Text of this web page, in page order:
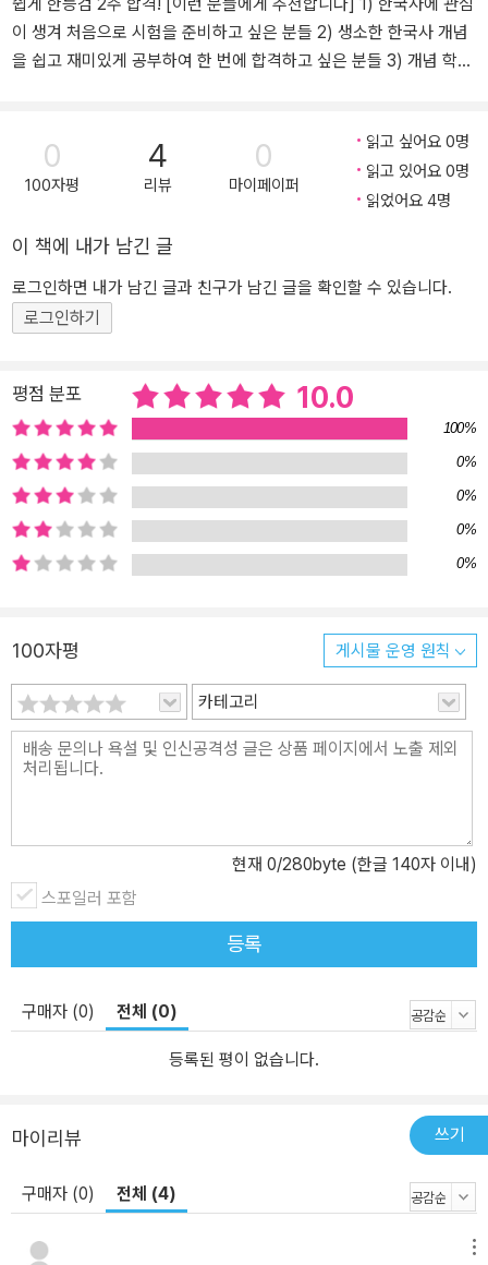
쉽게 한능검 2주 합격! [이런 분들에게 추천합니다] 1) 한국사에 관심
이 생겨 처음으로 시험을 준비하고 싶은 분들 2) 생소한 한국사 개념
을 쉽고 재미있게 공부하여 한 번에 합격하고 싶은 분들 3) 개념 학습
드맵으로 개념 잡기 1) 시대 흐름과 빈출 키워드를 한번에 정리한 '시
대 흐름 잡기'와 강의에서 다루는 역사적 사건을 재미있게 풀어 쓴 '스
토리로 미리보기'를 통해 기출주제의 핵심 포인트를 쉽게 이해할 수
혼자서도 빈틈없이 개념 학습이 가능하고, 관련 개념 바로 아래에 정
리된 '빈출 사료와 자료'까지 한눈에 파악할 수 있습니다. 2. 탄탄한
합격 실력을 완성할 수 있는 단계별 기출문제 풀이 시스템 [1단계] 퀴
로 실전 감각 키우기 1) 주제별 최신 필수 기출문제를 통해 시험 출제
경향을 파악하고, 앞서 공부한 개념 적용까지 연습할 수 있습니다. 2)
꼼꼼하고 친절한 첨삭해설을 읽으면서, 스스로 부족한 점을 보완하고
문제풀이 스킬까지 확인할 수 있습니다. [3단계] 시대별 기출로 마무
리 각 시대별 마무리 단계에서 다양한 유형의 문제가 담긴 기출 테스
트를 풀면서, 실전 감각을 쌓고 스스로의 합격 실력을 키울 수 있습니
다. [4단계] 핵심 키워드로 단원 마무리 각 시대별 주요 내용과 핵심
검 기출 모의고사 모든 개념 학습과 문제 풀이가 끝났다면, 실제 시험
과 동일한 구성의 모의고사(1회분)를 실전처럼 풀면서, 합격 실력을
완성할 수 있습니다. 3. 시험 직전, 막판 점수 UP! 할 수 있는 [빈출주
제 TOP 5로 끝내는 합격직행노트] 1) 출제비중이 높은 TOP5 빈출
주제 '사건/인물의 활동/왕의 업적/문화유산/제도'를 요약 및 정리하
내용을 암기할 수 있습니다. 3) 시험 직전까지 빈출 사료와 자료만 효
율적으로 확인하며 최종 마무리해보세요! 4. 시대별 빈출 흐름만 집
중 암기할 수 있는 [한눈에 흐름 잡는 빈출 키워드 연표] 1) 시험에 자
주 출제되는 사건의 흐름을 강조한 연표로, 시대별 흐름과 빈출 사건
을 집중 학습할 수 있습니다. 2) QR코드를 통해 시대별로 개념 정리
가 가능한 '무료 시대흐름잡기 특강'을 언제 어디서나 편리하게 학습
할 수 있습니다. [한국사능력검정시험 2주 합격을 위한 해커스만의
추가 학습 콘텐츠 - 해커스한국사(history.Hackers.com)] 1. 본 교재
0
100자평
4
리뷰
0
마이페이퍼
읽고 싶어요 0명
읽고 있어요 0명
읽었어요 4명
이 책에 내가 남긴 글
로그인하면 내가 남긴 글과 친구가 남긴 글을 확인할 수 있습니다.
로그인하기
평점 분포 10.0
100%
0%
0%
0%
0%
100자평 게시물 운영 원칙
카테고리
현재 0/280byte (한글 140자 이내)
스포일러 포함
등록
구매자 (0) 전체 (0)
등록된 평이 없습니다.
마이리뷰 쓰기
구매자 (0) 전체 (4)